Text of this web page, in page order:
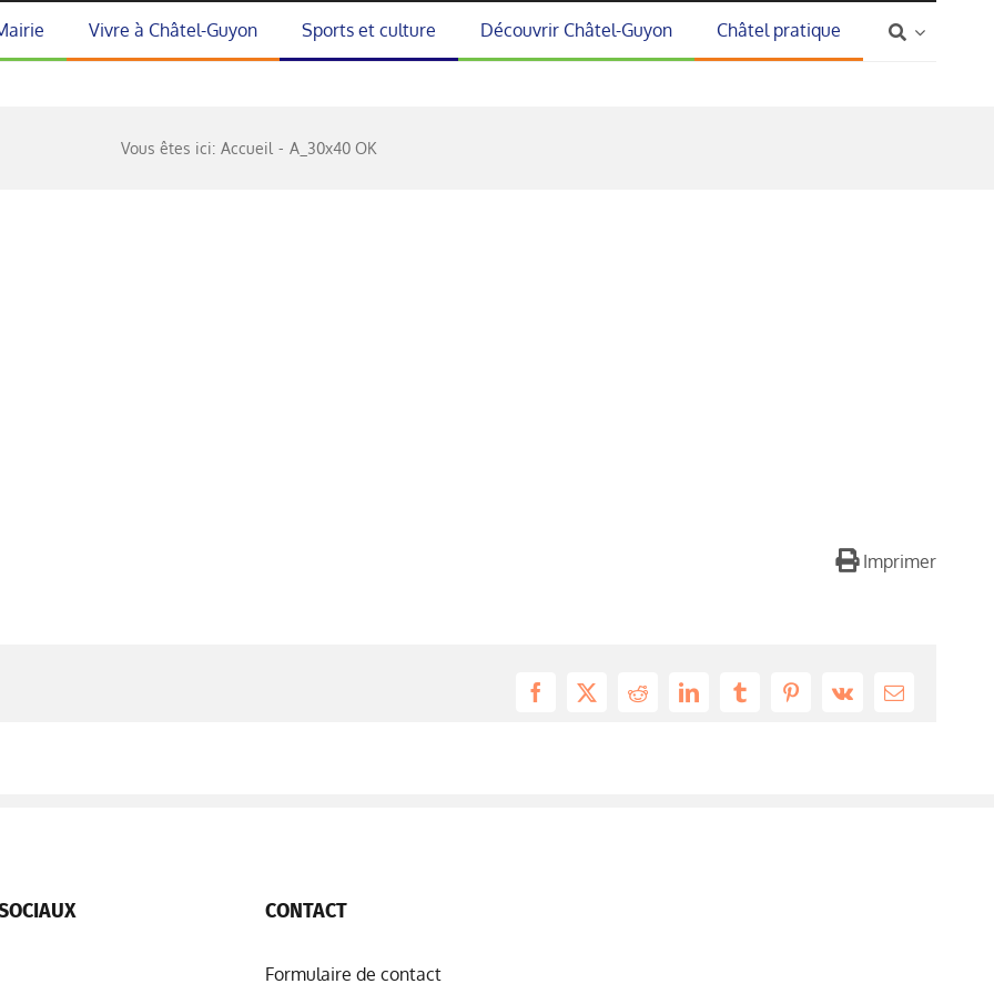
Vivre à Châtel-Guyon Sports et culture Découvrir Châtel-Guyon Châtel pratique
Vous êtes ici: Accueil A_30x40 OK
Imprimer
Facebook
X RedditLinkedInTumblrPinterest
Vk Email
CONTACT
Formulaire de contact